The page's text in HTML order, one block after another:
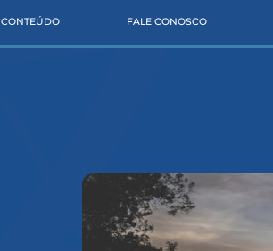
CONTEÚDO FALE CONOSCO